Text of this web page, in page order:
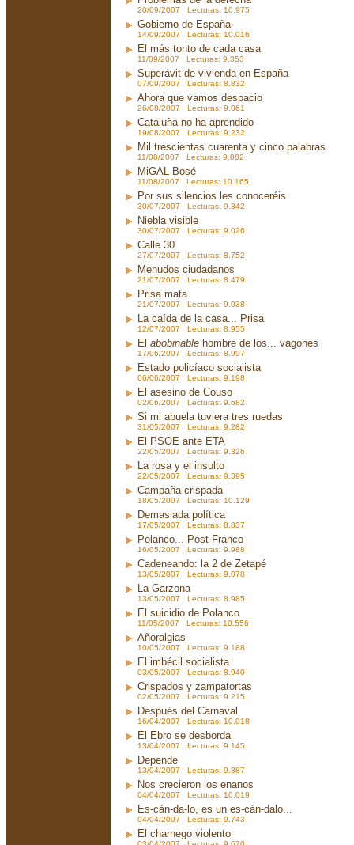
20/09/2007 Lecturas: 10.975
Gobierno de España
14/09/2007 Lecturas: 10.016
El más tonto de cada casa
11/09/2007 Lecturas: 9.353
Superávit de vivienda en España
07/09/2007 Lecturas: 8.832
Ahora que vamos despacio
26/08/2007 Lecturas: 9.061
Cataluña no ha aprendido
19/08/2007 Lecturas: 9.232
Mil trescientas cuarenta y cinco palabras
11/08/2007 Lecturas: 9.082
MiGAL Bosé
11/08/2007 Lecturas: 10.165
Por sus silencios les conoceréis
30/07/2007 Lecturas: 9.342
Niebla visible
30/07/2007 Lecturas: 9.026
Calle 30
27/07/2007 Lecturas: 8.752
Menudos ciudadanos
21/07/2007 Lecturas: 8.479
Prisa mata
21/07/2007 Lecturas: 9.038
La caída de la casa... Prisa
12/07/2007 Lecturas: 8.955
El abobinable hombre de los... vagones
17/06/2007 Lecturas: 8.997
Estado policíaco socialista
06/06/2007 Lecturas: 9.198
El asesino de Couso
02/06/2007 Lecturas: 9.682
Si mi abuela tuviera tres ruedas
31/05/2007 Lecturas: 9.282
El PSOE ante ETA
22/05/2007 Lecturas: 9.326
La rosa y el insulto
22/05/2007 Lecturas: 9.395
Campaña crispada
18/05/2007 Lecturas: 10.129
Demasiada política
17/05/2007 Lecturas: 8.837
Polanco... Post-Franco
16/05/2007 Lecturas: 9.988
Cadeneando: la 2 de Zetapé
13/05/2007 Lecturas: 9.078
La Garzona
13/05/2007 Lecturas: 8.985
El suicidio de Polanco
11/05/2007 Lecturas: 10.556
Añoralgias
10/05/2007 Lecturas: 9.188
El imbécil socialista
03/05/2007 Lecturas: 8.940
Crispados y zampatortas
02/05/2007 Lecturas: 9.215
Después del Carnaval
16/04/2007 Lecturas: 10.018
El Ebro se desborda
13/04/2007 Lecturas: 9.145
Depende
13/04/2007 Lecturas: 9.387
Nos crecieron los enanos
04/04/2007 Lecturas: 10.019
Es-cán-da-lo, es un es-cán-dalo...
04/04/2007 Lecturas: 9.743
El charnego violento